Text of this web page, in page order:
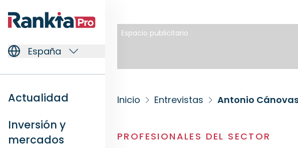
España
Actualidad
Inversión y
mercados
Espacio publicitario
Inicio Entrevistas Antonio
PROFESIONALES DEL SECTOR